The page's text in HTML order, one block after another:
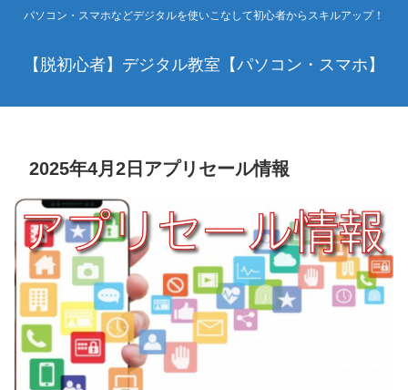
パソコン・スマホなどデジタルを使いこなして初心者からスキルアップ！
【脱初心者】デジタル教室【パソコン・スマホ】
2025年4月2日アプリセール情報